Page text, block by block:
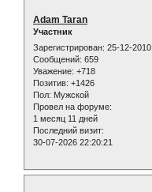
Adam Taran
Участник
Зарегистрирован: 25-12-2010
Сообщений: 659
Уважение: +718
Позитив: +1426
Пол: Мужской
Провел на форуме:
1 месяц 11 дней
Последний визит:
30-07-2026 22:20:21